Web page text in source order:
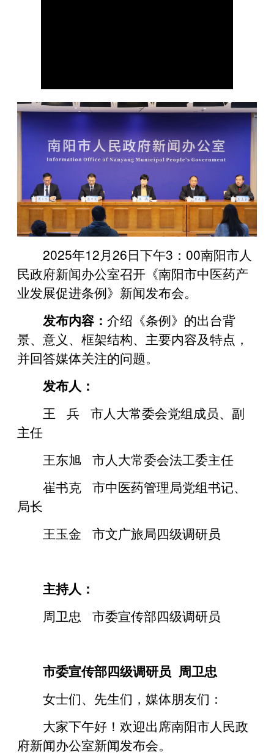
2025年12月26日下午3：00南阳市人
民政府新闻办公室召开《南阳市中医药产
业发展促进条例》新闻发布会。
发布内容： 介绍《条例》的出台背
景、意义、框架结构、主要内容及特点，
并回答媒体关注的问题。
发布人：
王 兵 市人大常委会党组成员、副
主任
王东旭 市人大常委会法工委主任
崔书克 市中医药管理局党组书记、
局长
王玉金 市文广旅局四级调研员
主持人：
周卫忠 市委宣传部四级调研员
市委宣传部四级调研员 周卫忠
女士们、先生们，媒体朋友们：
大家下午好！欢迎出席南阳市人民政
府新闻办公室新闻发布会。